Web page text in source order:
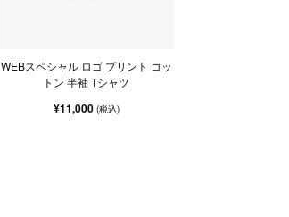
WEBスペシャル ロゴ プリント コッ
トン 半袖 Tシャツ
¥11,000 (税込)